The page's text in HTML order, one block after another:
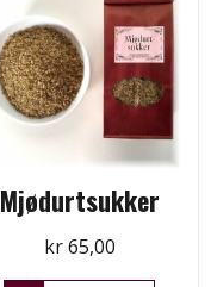
Mjødurtsukker
kr65,00